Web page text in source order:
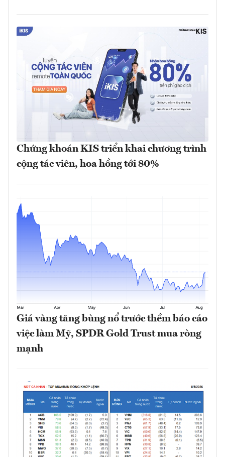
Chứng khoán KIS triển khai chương trình
cộng tác viên, hoa hồng tới 80%
Giá vàng tăng bùng nổ trước thềm báo cáo
việc làm Mỹ, SPDR Gold Trust mua ròng
mạnh